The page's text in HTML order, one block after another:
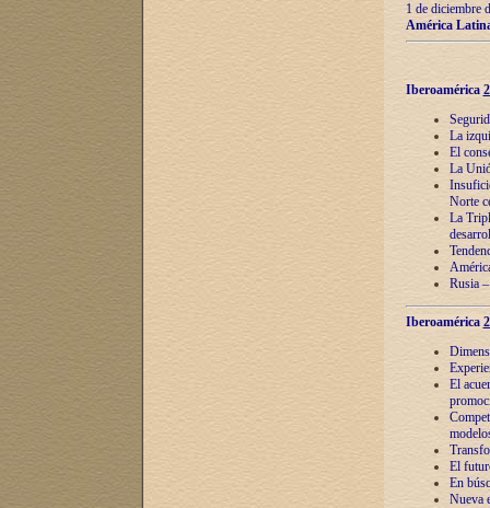
1 de diciembre
América
Iberoamérica
La
El
La
Norte
La
Rusia
Iberoamérica
El
El
En
Nueva